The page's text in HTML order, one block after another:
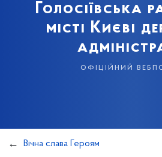
Голосіївська
місті Києві
офіційний
Вічна слава Героям